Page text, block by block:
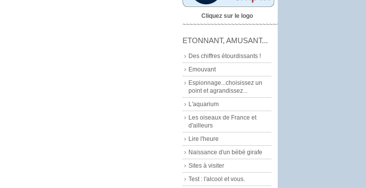
Cliquez sur le logo
~~~~~~~~~~~~~~~~~~~~~~~~~~~~~
ETONNANT, AMUSANT...
Des chiffres étourdissants !
Emouvant
Espionnage...choisissez un
point et agrandissez...
L'aquarium
Les oiseaux de France et
d'ailleurs
Lire l'heure
Naissance d'un bébé girafe
Sites à visiter
Test : l'alcool et vous.